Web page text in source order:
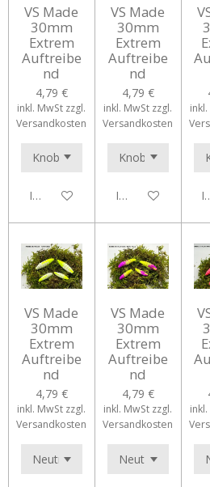
VS Made
30mm
Extrem
Auftreibe
nd
4,79 €
inkl. MwSt zzgl.
Versandkosten
In den Warenkorb
VS Made
30mm
Extrem
Auftreibe
nd
4,79 €
inkl. MwSt zzgl.
Versandkosten
In den Warenkorb
VS Made
30mm
Extrem
Auftreibe
nd
4,79 €
inkl. MwSt zzgl.
Versandkosten
VS Made
30mm
Extrem
Auftreibe
nd
4,79 €
inkl. MwSt zzgl.
Versandkosten